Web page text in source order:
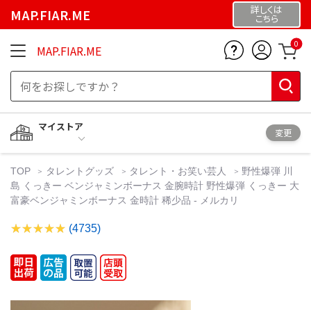
MAP.FIAR.ME 詳しくは
こちら
MAP.FIAR.ME 0
マイストア
変更
TOP タレントグッズ タレント・お笑い芸人
野性爆弾 川
島 くっきー ベンジャミンボーナス 金腕時計 野性爆弾 くっきー 大
富豪ベンジャミンボーナス 金時計 稀少品 - メルカリ
(4735)